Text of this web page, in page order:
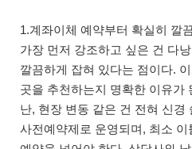
1.계좌이체 예약부터 확실히 깔
가장 먼저 강조하고 싶은 건 다
깔끔하게 잡혀 있다는 점이다.
곳을 추천하는지 명확한 이유가
난, 현장 변동 같은 건 전혀 신경
사전예약제로 운영되며, 최소